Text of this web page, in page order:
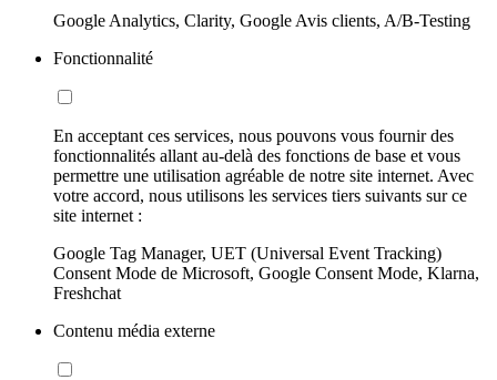
Google Analytics, Clarity, Google Avis clients, A/B-Testing
Fonctionnalité
En acceptant ces services, nous pouvons vous fournir des
fonctionnalités allant au-delà des fonctions de base et vous
permettre une utilisation agréable de notre site internet. Avec
votre accord, nous utilisons les services tiers suivants sur ce
site internet :
Google Tag Manager, UET (Universal Event Tracking)
Consent Mode de Microsoft, Google Consent Mode, Klarna,
Freshchat
Contenu média externe